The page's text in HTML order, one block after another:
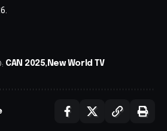
CAN 2025 New World TV